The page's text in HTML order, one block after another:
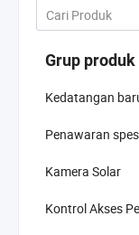
Grup produk
Kedatangan
Penawaran
Kamera Solar
Kontrol Akses